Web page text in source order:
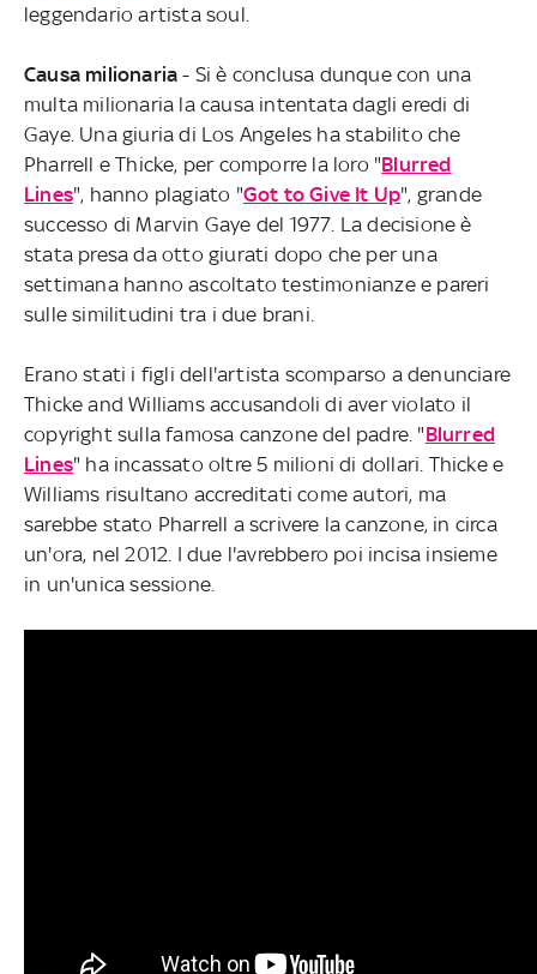
leggendario artista soul.
Causa milionaria - Si è conclusa dunque con una
multa milionaria la causa intentata dagli eredi di
Gaye. Una giuria di Los Angeles ha stabilito che
Pharrell e Thicke, per comporre la loro "Blurred
Lines", hanno plagiato "Got to Give It Up", grande
successo di Marvin Gaye del 1977. La decisione è
stata presa da otto giurati dopo che per una
settimana hanno ascoltato testimonianze e pareri
sulle similitudini tra i due brani.
Erano stati i figli dell'artista scomparso a denunciare
Thicke and Williams accusandoli di aver violato il
copyright sulla famosa canzone del padre. "Blurred
Lines" ha incassato oltre 5 milioni di dollari. Thicke e
Williams risultano accreditati come autori, ma
sarebbe stato Pharrell a scrivere la canzone, in circa
un'ora, nel 2012. I due l'avrebbero poi incisa insieme
in un'unica sessione.